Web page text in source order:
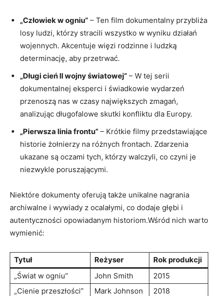
„Człowiek w ogniu” – Ten film dokumentalny przybliża
losy ludzi, którzy stracili wszystko w wyniku działań
wojennych. Akcentuje więzi rodzinne i ludzką
determinację, aby przetrwać.
„Długi cień II wojny światowej” – W tej serii
dokumentalnej eksperci i świadkowie wydarzeń
przenoszą nas w czasy największych zmagań,
analizując długofalowe skutki konfliktu dla Europy.
„Pierwsza linia frontu” – Krótkie filmy przedstawiające
historie żołnierzy na różnych frontach. Zdarzenia
ukazane są oczami tych, którzy walczyli, co czyni je
niezwykle poruszającymi.
Niektóre dokumenty oferują także unikalne nagrania
archiwalne i wywiady z ocalałymi, co dodaje głębi i
autentyczności opowiadanym historiom.Wśród nich warto
wymienić:
Tytuł Reżyser
Rok produkcji
„Świat w ogniu”
John Smith
2015
„Cienie przeszłości”
Mark Johnson
2018